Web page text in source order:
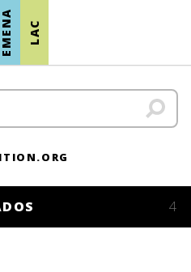
EMENA LAC
4